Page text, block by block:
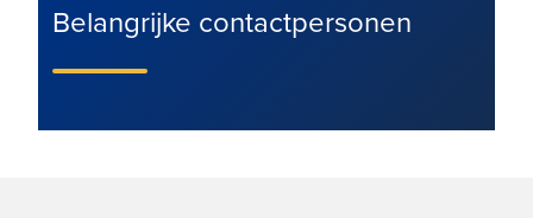
Belangrijke contactpersonen